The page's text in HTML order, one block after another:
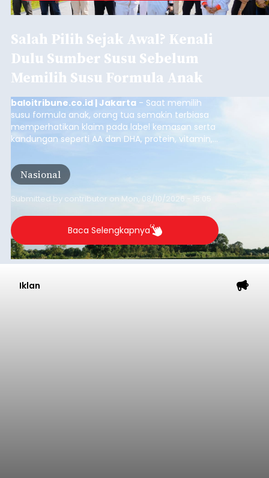
Salah Pilih Sejak Awal? Kenali
Dulu Sumber Susu Sebelum
Memilih Susu Formula Anak
baloitribune.co.id | Jakarta - Saat memilih
susu formula anak, orang tua semakin terbiasa
memperhatikan klaim pada label kemasan serta
kandungan seperti AA dan DHA, protein, vitamin,
yang belum banyak dicermati adalah dari mana
sumber susu yang digunakan.
Nasional
Submitted by contributor on Mon, 08/10/2026 - 15:05
Baca Selengkapnya
Iklan